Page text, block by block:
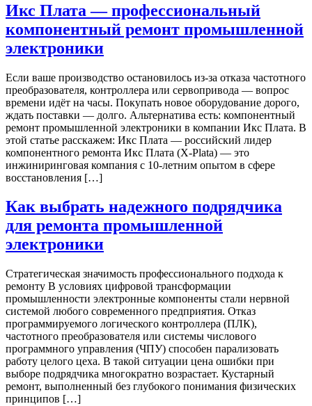
Икс Плата — профессиональный
компонентный ремонт промышленной
электроники
Если ваше производство остановилось из-за отказа частотного
преобразователя, контроллера или сервопривода — вопрос
времени идёт на часы. Покупать новое оборудование дорого,
ждать поставки — долго. Альтернатива есть: компонентный
ремонт промышленной электроники в компании Икс Плата. В
этой статье расскажем: Икс Плата — российский лидер
компонентного ремонта Икс Плата (X-Plata) — это
инжиниринговая компания с 10-летним опытом в сфере
восстановления […]
Как выбрать надежного подрядчика
для ремонта промышленной
электроники
Стратегическая значимость профессионального подхода к
ремонту В условиях цифровой трансформации
промышленности электронные компоненты стали нервной
системой любого современного предприятия. Отказ
программируемого логического контроллера (ПЛК),
частотного преобразователя или системы числового
программного управления (ЧПУ) способен парализовать
работу целого цеха. В такой ситуации цена ошибки при
выборе подрядчика многократно возрастает. Кустарный
ремонт, выполненный без глубокого понимания физических
принципов […]